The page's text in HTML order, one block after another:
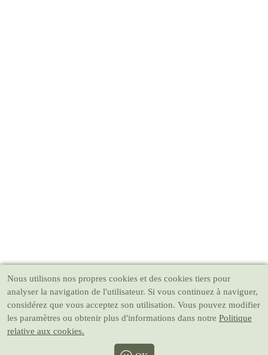
Nous utilisons nos propres cookies et des cookies tiers pour
analyser la navigation de l'utilisateur. Si vous continuez à naviguer,
considérez que vous acceptez son utilisation. Vous pouvez modifier
les paramètres ou obtenir plus d'informations dans notre Politique
relative aux cookies.